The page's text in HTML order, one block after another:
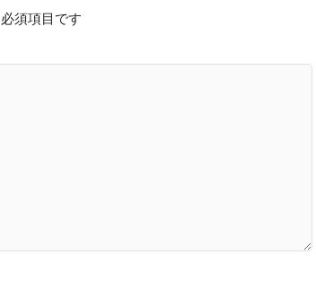
須項目です